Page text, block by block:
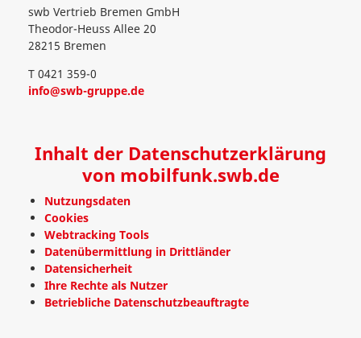
swb Vertrieb Bremen GmbH
Theodor-Heuss Allee 20
28215 Bremen
T 0421 359-0
info@swb-gruppe.de
Inhalt der Datenschutzerklärung
von mobilfunk.swb.de
Nutzungsdaten
Cookies
Webtracking Tools
Datenübermittlung in Drittländer
Datensicherheit
Ihre Rechte als Nutzer
Betriebliche Datenschutzbeauftragte